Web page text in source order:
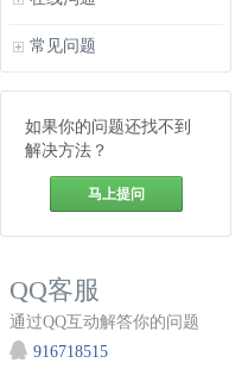
常见问题
如果你的问题还找不到
解决方法？
马上提问
QQ客服
通过QQ互动解答你的问题
916718515